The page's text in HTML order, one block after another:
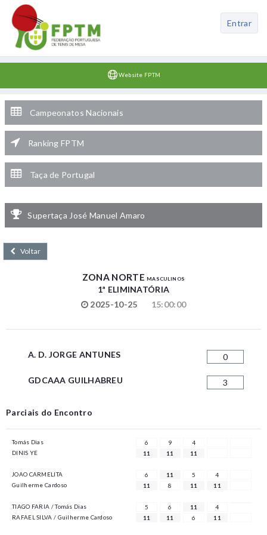
Website FPTM
Entrar
Campeonatos Nacionais
Ranking FPTM
Taça de Portugal
Supertaça José Manuel Amaro
Voltar
ZONA NORTEMASCULINOS
1ª ELIMINATÓRIA
2025-10-25
15:00:00
A. D. JORGE ANTUNES 0
GDCAAA GUILHABREU 3
Parciais do Encontro
Tomás Dias 6 9
4
DINIS YE
11 11 11
JOAO CARMELITA 6 11 5
4
Guilherme Cardoso
11 8 11 11
TIAGO FARIA / Tomás Dias 5 6 11
4
RAFAEL SILVA / Guilherme Cardoso
11 11 6 11